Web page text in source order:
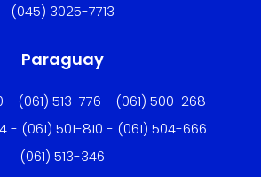
(045) 3025-7713
Paraguay
- (061) 513-776 - (061) 500-268
- (061) 501-810 - (061) 504-666
(061) 513-346